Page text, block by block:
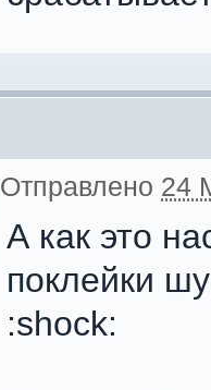
Отправлено 24
А как это
поклейки
:shock: